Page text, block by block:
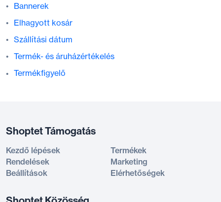
Bannerek
Elhagyott kosár
Szállítási dátum
Termék- és áruházértékelés
Termékfigyelő
Shoptet Támogatás
Kezdő lépések
Termékek
Rendelések
Marketing
Beállítások
Elérhetőségek